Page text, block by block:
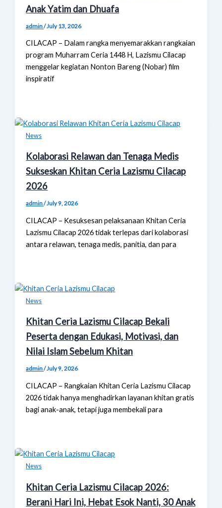
Anak Yatim dan Dhuafa
admin/July 13, 2026
CILACAP – Dalam rangka menyemarakkan rangkaian
program Muharram Ceria 1448 H, Lazismu Cilacap
menggelar kegiatan Nonton Bareng (Nobar) film
inspiratif
News
Kolaborasi Relawan dan Tenaga Medis
Sukseskan Khitan Ceria Lazismu Cilacap
2026
admin/July 9, 2026
CILACAP – Kesuksesan pelaksanaan Khitan Ceria
Lazismu Cilacap 2026 tidak terlepas dari kolaborasi
antara relawan, tenaga medis, panitia, dan para
News
Khitan Ceria Lazismu Cilacap Bekali
Peserta dengan Edukasi, Motivasi, dan
Nilai Islam Sebelum Khitan
admin/July 9, 2026
CILACAP – Rangkaian Khitan Ceria Lazismu Cilacap
2026 tidak hanya menghadirkan layanan khitan gratis
bagi anak-anak, tetapi juga membekali para
News
Khitan Ceria Lazismu Cilacap 2026:
Berani Hari Ini, Hebat Esok Nanti, 30 Anak